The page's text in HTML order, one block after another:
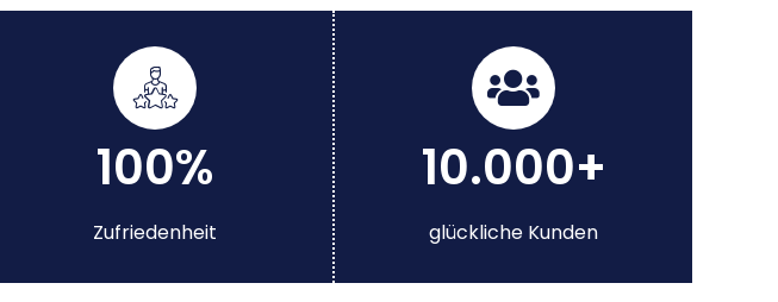
100%
Zufriedenheit
10.000+
glückliche Kunden